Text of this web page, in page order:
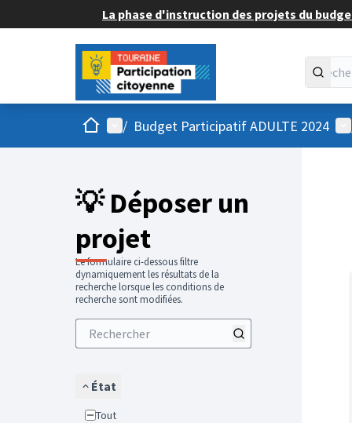
La phase d'instruction des projets du
AccueilMenu principal
/ Budget Participatif ADULTE 2024
💡 Déposer un
projet
Le formulaire ci-dessous filtre
dynamiquement les résultats de la
recherche lorsque les conditions de
recherche sont modifiées.
État
Tout